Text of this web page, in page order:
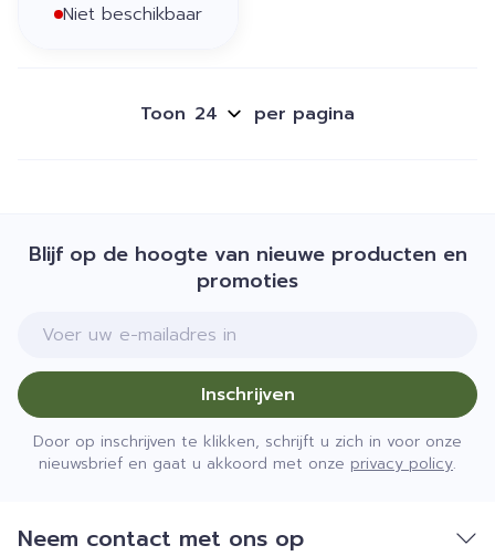
Niet beschikbaar
Toon per pagina
Blijf op de hoogte van nieuwe producten en
promoties
E-mail adres
Inschrijven
Door op inschrijven te klikken, schrijft u zich in voor onze
nieuwsbrief en gaat u akkoord met onze privacy policy.
Neem contact met ons op